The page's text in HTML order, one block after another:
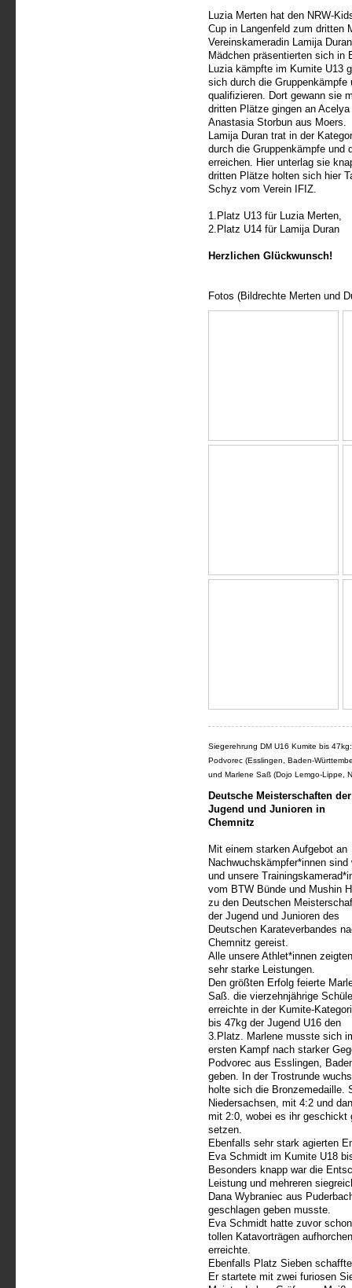
Luzia Merten hat den NRW-
Cup in Langenfeld zum dritten
Vereinskameradin Lamija
Mädchen präsentierten sich in
Luzia kämpfte im Kumite U13
sich durch die
qualifizieren. Dort gewann sie
dritten Plätze gingen an
Anastasia Storbun aus Moers.
Lamija Duran trat in der
durch die Gruppenkämpfe und
erreichen. Hier unterlag sie
dritten Plätze holten sich hier
Schyz vom Verein IFIZ.
1.Platz U13 für Luzia Merten,
2.Platz U14 für Lamija Duran
Herzlichen Glückwunsch!
Fotos (Bildrechte Merten und
Siegerehrung DM U16 Kumite bis
Podvorec (Esslingen, Baden-
und Marlene Saß (Dojo Lemgo-Lippe,
Deutsche Meisterschaften der
Jugend und Junioren in
Chemnitz
Mit einem starken Aufgebot an
Nachwuchskämpfer*innen sind
und unsere
vom BTW Bünde und Mushin
zu den Deutschen
der Jugend und Junioren des
Deutschen Karateverbandes
Chemnitz gereist.
Alle unsere Athlet*innen zeigten
sehr starke Leistungen.
Den größten Erfolg feierte
Saß. die vierzehnjährige
erreichte in der Kumite-
bis 47kg der Jugend U16 den
3.Platz. Marlene musste sich
ersten Kampf nach starker
Podvorec aus Esslingen,
geben. In der Trostrunde
holte sich die Bronzemedaille.
Niedersachsen, mit 4:2 und
mit 2:0, wobei es ihr geschickt
setzen.
Ebenfalls sehr stark agierten
Eva Schmidt im Kumite U18
Besonders knapp war die
Leistung und mehreren
Dana Wybraniec aus
geschlagen geben musste.
Eva Schmidt hatte zuvor
tollen Katavorträgen
erreichte.
Ebenfalls Platz Sieben
Er startete mit zwei furiosen